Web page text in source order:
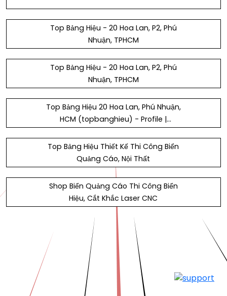
Top Bảng Hiệu - 20 Hoa Lan, P2, Phú
Nhuận, TPHCM
Top Bảng Hiệu - 20 Hoa Lan, P2, Phú
Nhuận, TPHCM
Top Bảng Hiệu 20 Hoa Lan, Phú Nhuận,
HCM (topbanghieu) - Profile |
Top Bảng Hiệu Thiết Kế Thi Công Biển
Quảng Cáo, Nội Thất
Shop Biển Quảng Cáo Thi Công Biển
Hiệu, Cắt Khắc Laser CNC